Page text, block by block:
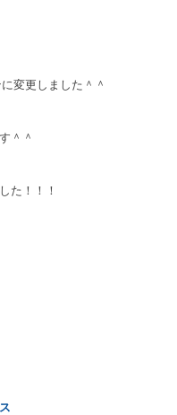
変更しました＾＾
＾＾
た！！！